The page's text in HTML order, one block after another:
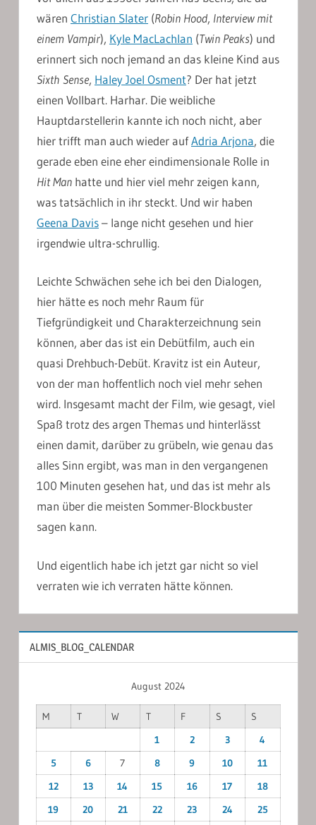
wären Christian Slater (Robin Hood, Interview mit
einem Vampir), Kyle MacLachlan (Twin Peaks) und
erinnert sich noch jemand an das kleine Kind aus
Sixth Sense, Haley Joel Osment? Der hat jetzt
einen Vollbart. Harhar. Die weibliche
Hauptdarstellerin kannte ich noch nicht, aber
hier trifft man auch wieder aufAdria Arjona, die
gerade eben eine eher eindimensionale Rolle in
Hit Man hatte und hier viel mehr zeigen kann,
was tatsächlich in ihr steckt. Und wir haben
Geena Davis– lange nicht gesehen und hier
irgendwie ultra-schrullig.
Leichte Schwächen sehe ich bei den Dialogen,
hier hätte es noch mehr Raum für
Tiefgründigkeit und Charakterzeichnung sein
können, aber das ist ein Debütfilm, auch ein
quasi Drehbuch-Debüt. Kravitz ist ein Auteur,
von der man hoffentlich noch viel mehr sehen
wird. Insgesamt macht der Film, wie gesagt, viel
Spaß trotz des argen Themas und hinterlässt
einen damit, darüber zu grübeln, wie genau das
alles Sinn ergibt, was man in den vergangenen
100 Minuten gesehen hat, und das ist mehr als
man über die meisten Sommer-Blockbuster
sagen kann.
Und eigentlich habe ich jetzt gar nicht so viel
verraten wie ich verraten hätte können.
ALMIS_BLOG_CALENDAR
August 2024
M T W T F S
S
1
2 3
4
5
6 7 8 9 10
11
12
13 14 15 16 17
18
19
20 21 22 23 24
25